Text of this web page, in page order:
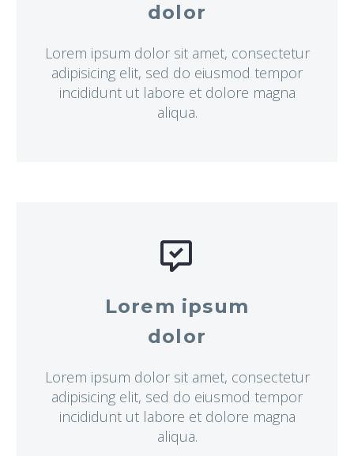
dolor
Lorem ipsum dolor sit amet, consectetur
adipisicing elit, sed do eiusmod tempor
incididunt ut labore et dolore magna
aliqua.


Lorem ipsum
dolor
Lorem ipsum dolor sit amet, consectetur
adipisicing elit, sed do eiusmod tempor
incididunt ut labore et dolore magna
aliqua.